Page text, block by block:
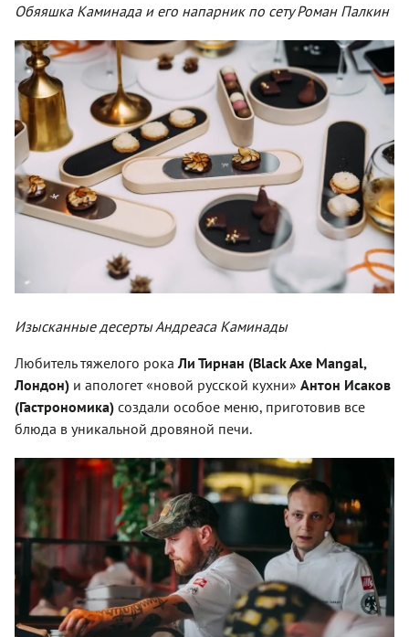
Обяяшка Каминада и его напарник по сету Роман Палкин
Изысканные десерты Андреаса Каминады
Любитель тяжелого рока Ли Тирнан (Black Axe Mangal,
Лондон) и апологет «новой русской кухни» Антон Исаков
(Гастрономика) создали особое меню, приготовив все
блюда в уникальной дровяной печи.